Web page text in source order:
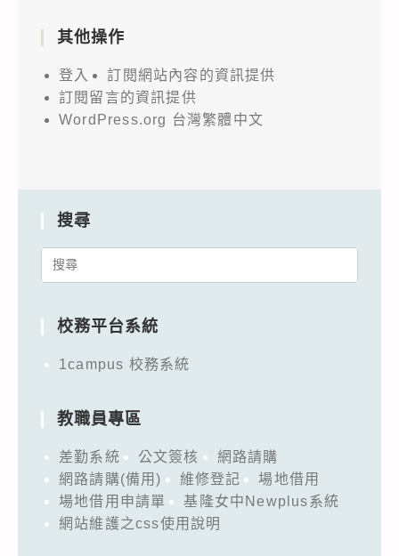
其他操作
登入
訂閱網站內容的資訊提供
訂閱留言的資訊提供
WordPress.org 台灣繁體中文
搜尋
Search
校務平台系統
1campus 校務系統
教職員專區
差勤系統 公文簽核
網路請購
網路請購(備用)
維修登記
場地借用
場地借用申請單
基隆女中Newplus系統
網站維護之css使用說明